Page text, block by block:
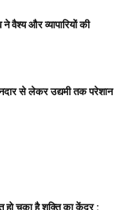
वैश्य और व्यापारियों की
से लेकर उद्यमी तक परेशान
हो चुका है शक्ति का केंद्र :